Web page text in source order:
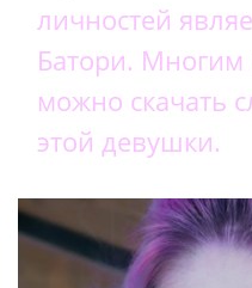
личностей
Батори. Многим
можно скачать
этой девушки.